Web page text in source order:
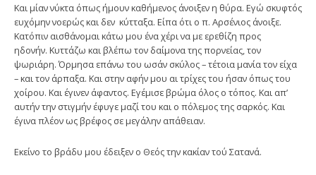
Και μίαν νύκτα όπως ήμουν καθήμενος άνοιξεν η θύρα. Εγώ σκυφτός
ευχόμην νοερώς και δεν κύτταξα. Είπα ότι ο π. Αρσένιος άνοιξε.
Κατόπιν αισθάνο­μαι κάτω μου ένα χέρι να με ερεθίζη προς
ηδονήν. Κυττάζω και βλέπω τον δαίμονα της πορνείας, τον
ψωριάρη. Όρμησα επάνω του ωσάν σκύλος – τέτοια μανία τον είχα
– και τον άρπαξα. Και στην αφήν μου αι τρίχες του ήσαν όπως του
χοίρου. Και έγινεν άφαντος. Εγέμισε βρώμα όλος ο τόπος. Και απ’
αυτήν την στιγμήν έφυγε μαζί του και ο πόλεμος της σαρκός. Και
έγινα πλέον ως βρέφος σε μεγάλην απάθειαν.
Εκείνο το βράδυ μου έδειξεν ο Θεός την κακίαν τού Σατανά.